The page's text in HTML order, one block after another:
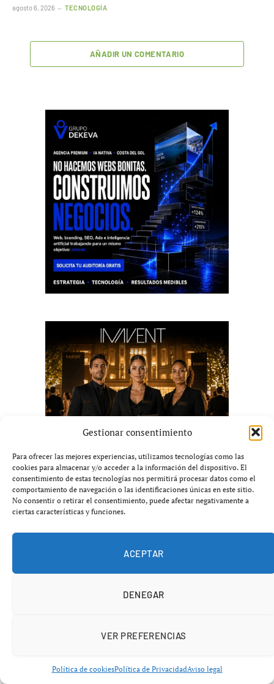
Gestionar consentimiento
Para ofrecer las mejores experiencias, utilizamos tecnologías como las
cookies para almacenar y/o acceder a la información del dispositivo. El
consentimiento de estas tecnologías nos permitirá procesar datos como el
comportamiento de navegación o las identificaciones únicas en este sitio.
No consentir o retirar el consentimiento, puede afectar negativamente a
ciertas características y funciones.
ACEPTAR
DENEGAR
VER PREFERENCIAS
Política de cookiesPolítica de PrivacidadAviso legal
agosto 6, 2026 TECNOLOGÍA
AÑADIR UN COMENTARIO
ÚLTIMAS NOTICIAS